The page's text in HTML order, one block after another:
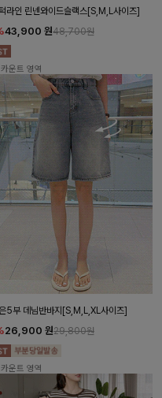
라인 린넨와이드슬랙스[S,M,L사이즈]
43,900 원48,700원
운트 영역
5부 데님반바지[S,M,L,XL사이즈]
26,900 원29,800원
운트 영역